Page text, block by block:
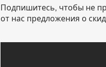
Подпишитесь, чтобы не
от нас предложения о